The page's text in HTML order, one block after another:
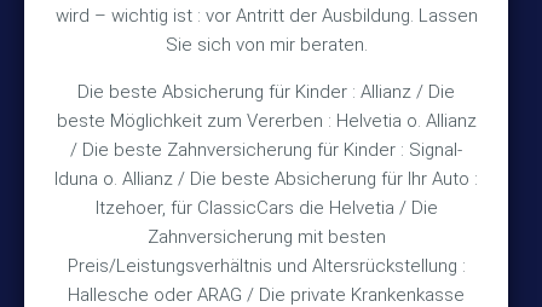
wird – wichtig ist : vor Antritt der Ausbildung. Lassen
Sie sich von mir beraten.
Die beste Absicherung für Kinder : Allianz / Die
beste Möglichkeit zum Vererben : Helvetia o. Allianz
/ Die beste Zahnversicherung für Kinder : Signal-
Iduna o. Allianz / Die beste Absicherung für Ihr Auto :
Itzehoer, für ClassicCars die Helvetia / Die
Zahnversicherung mit besten
Preis/Leistungsverhältnis und Altersrückstellung :
Hallesche oder ARAG / Die private Krankenkasse
Bürozeiten
Mo – Fr 10:15 – 12:00 Uhr
und nach Vereinbarung
Rechtliches